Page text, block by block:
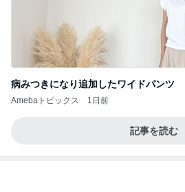
病みつきになり追加したワイドパンツ
Amebaトピックス 1日前
記事を読む